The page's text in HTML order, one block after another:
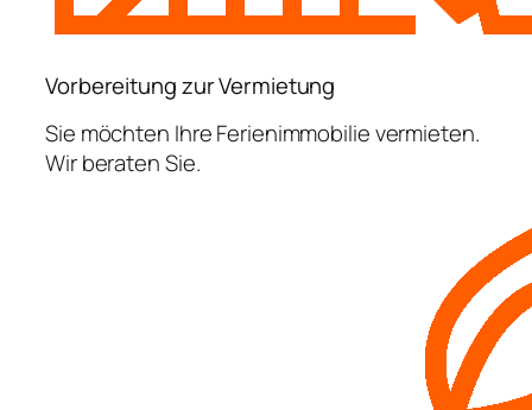
Vorbereitung zur Vermietung
Sie möchten Ihre Ferienimmobilie vermieten.
Wir beraten Sie.